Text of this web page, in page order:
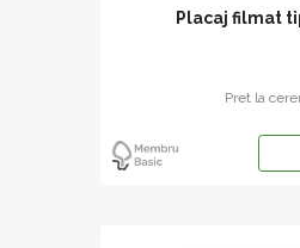
Placaj filmat
Pret la